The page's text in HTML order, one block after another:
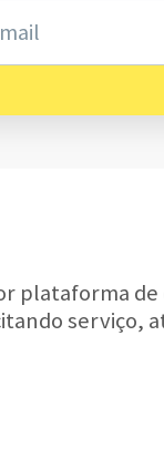
plataforma
serviço,